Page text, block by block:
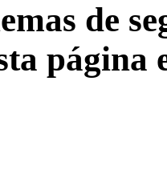
de
página